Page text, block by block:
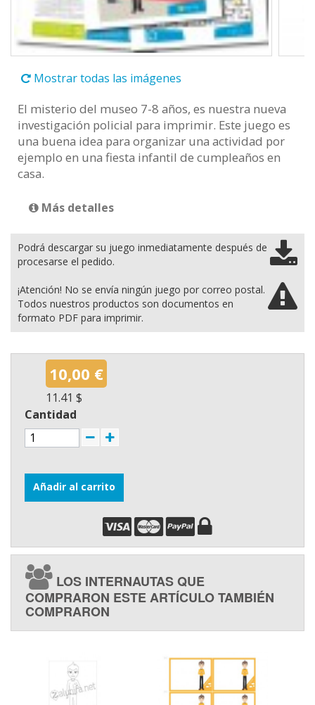
Mostrar todas las imágenes
El misterio del museo 7-8 años, es nuestra nueva
investigación policial para imprimir. Este juego es
una buena idea para organizar una actividad por
ejemplo en una fiesta infantil de cumpleaños en
casa.
Más detalles
Podrá descargar su juego inmediatamente después de
procesarse el pedido.
¡Atención! No se envía ningún juego por correo postal.
Todos nuestros productos son documentos en
formato PDF para imprimir.
10,00 €
11.41 $
Cantidad
Añadir al carrito
LOS INTERNAUTAS QUE
COMPRARON ESTE ARTÍCULO TAMBIÉN
COMPRARON